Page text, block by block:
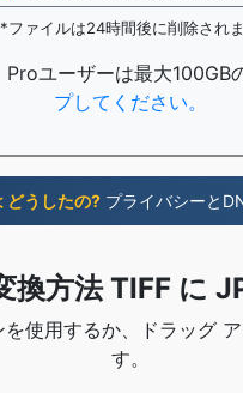
*ファイルは24時間後に削除され
ユーザーは最大100GB
プしてください。
どうしたの?プライバシーと
換方法 TIFF に
使用するか、ドラッグ
す。